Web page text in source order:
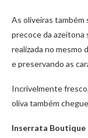
As oliveiras também
precoce da azeitona
realizada no mesmo
e preservando as
Incrivelmente
oliva também
Inserrata Boutique